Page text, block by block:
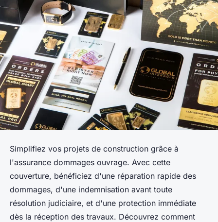
Simplifiez vos projets de construction grâce à
l'assurance dommages ouvrage. Avec cette
couverture, bénéficiez d'une réparation rapide des
dommages, d'une indemnisation avant toute
résolution judiciaire, et d'une protection immédiate
dès la réception des travaux. Découvrez comment